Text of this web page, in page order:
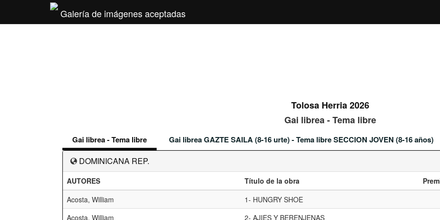
Galería de imágenes aceptadas
Tolosa Herria 2026
Gai librea - Tema libre
Gai librea - Tema libre Gai librea GAZTE SAILA (8-16 urte) - Tema libre SECCION JOVEN (8-16 años)
DOMINICANA REP.
AUTORES Título de la obra
Acosta, William
1- HUNGRY SHOE
Acosta, William
2- AJIES Y BERENJENAS